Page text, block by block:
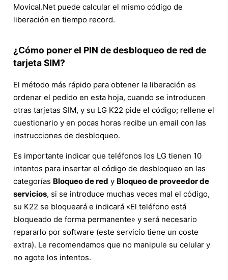
Movical.Net puede calcular el mismo código de
liberación en tiempo record.
¿Cómo poner el PIN de desbloqueo de red de
tarjeta SIM?
El método más rápido para obtener la liberación es
ordenar el pedido en esta hoja, cuando se introducen
otras tarjetas SIM, y su LG K22 pide el código; rellene el
cuestionario y en pocas horas recibe un email con las
instrucciones de desbloqueo.
Es importante indicar que teléfonos los LG tienen 10
intentos para insertar el código de desbloqueo en las
categorías Bloqueo de red y Bloqueo de proveedor de
servicios, si se introduce muchas veces mal el código,
su K22 se bloqueará e indicará «El teléfono está
bloqueado de forma permanente» y será necesario
repararlo por software (este servicio tiene un coste
extra). Le recomendamos que no manipule su celular y
no agote los intentos.